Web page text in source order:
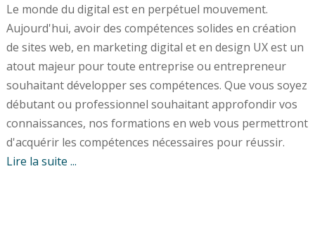
Le monde du digital est en perpétuel mouvement.
Aujourd'hui, avoir des compétences solides en création
de sites web, en marketing digital et en design UX est un
atout majeur pour toute entreprise ou entrepreneur
souhaitant développer ses compétences. Que vous soyez
débutant ou professionnel souhaitant approfondir vos
connaissances, nos formations en web vous permettront
d'acquérir les compétences nécessaires pour réussir.
Lire la suite ...